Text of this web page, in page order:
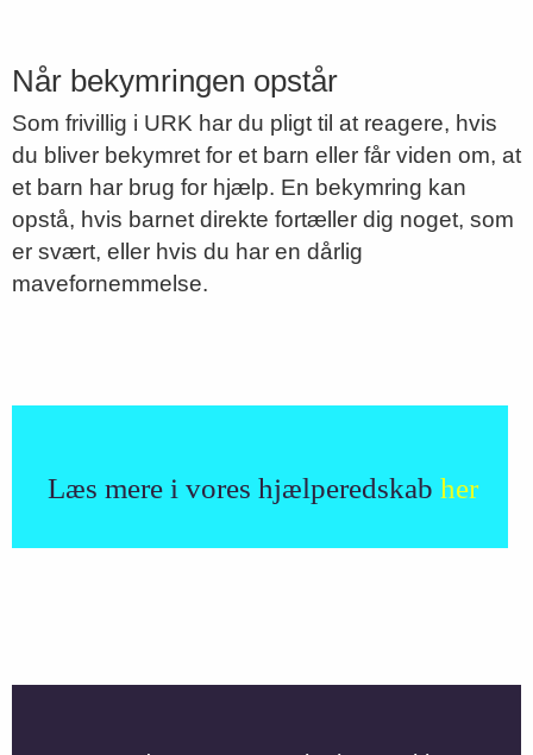
Når bekymringen opstår
Som frivillig i URK har du pligt til at reagere, hvis
du bliver bekymret for et barn eller får viden om, at
et barn har brug for hjælp. En bekymring kan
opstå, hvis barnet direkte fortæller dig noget, som
er svært, eller hvis du har en dårlig
mavefornemmelse.
Læs mere i vores hjælperedskab her